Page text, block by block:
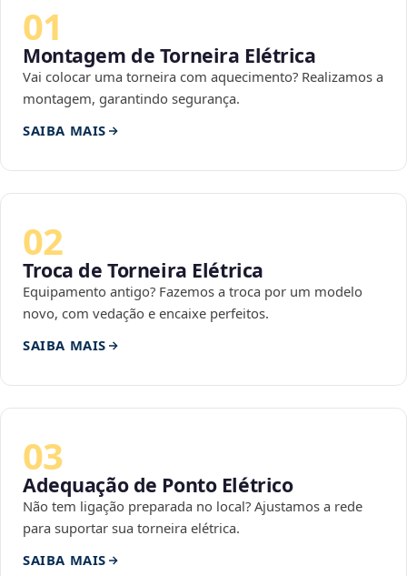
01
Montagem de Torneira Elétrica
Vai colocar uma torneira com aquecimento? Realizamos a
montagem, garantindo segurança.
SAIBA MAIS
02
Troca de Torneira Elétrica
Equipamento antigo? Fazemos a troca por um modelo
novo, com vedação e encaixe perfeitos.
SAIBA MAIS
03
Adequação de Ponto Elétrico
Não tem ligação preparada no local? Ajustamos a rede
para suportar sua torneira elétrica.
SAIBA MAIS